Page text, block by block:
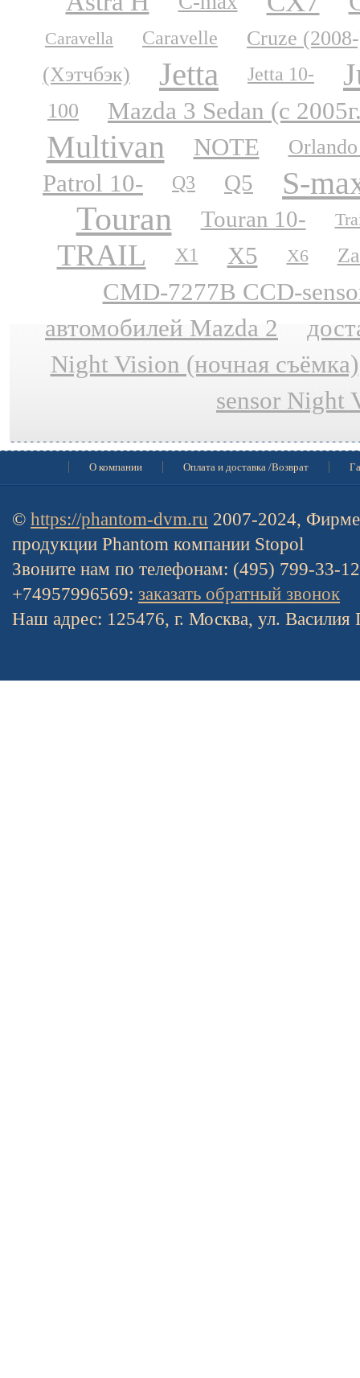
Caravella Caravelle
Cruze
(Хэтчбэк)
Jetta Jetta 10-
100 Mazda 3 Sedan (с
Multivan NOTE
Patrol 10- Q3 Q5 S-
Touran Touran 10-
TRAIL X1 X5 X6
CMD-7277B CCD-
автомобилей Mazda 2
Night Vision (ночная съёмка)
sensor Night
О компании Оплата и доставка /Возврат
© https://phantom-dvm.ru 2007-2024,
продукции Phantom компании Stopol
Звоните нам по телефонам: (495) 799-33-
+74957996569: заказать обратный звонок
Наш адрес: 125476, г. Москва, ул. Василия